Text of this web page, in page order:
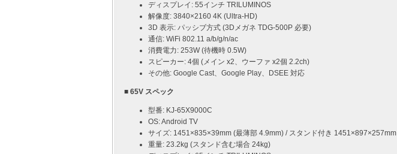
ディスプレイ: 55インチ TRILUMINOS
解像度: 3840×2160 4K (Ultra-HD)
3D 表示: パッシブ方式 (3Dメガネ TDG-500P 必要)
通信: WiFi 802.11 a/b/g/n/ac
消費電力: 253W (待機時 0.5W)
スピーカー: 4個 (メイン x2、ウーファ x2個 2.2ch)
その他: Google Cast、Google Play、DSEE 対応
■ 65V スペック
型番: KJ-65X9000C
OS: Android TV
サイズ: 1451×835×39mm (最薄部 4.9mm) / スタンド付き 1451×897×257mm
重量: 23.2kg (スタンド含む場合 24kg)